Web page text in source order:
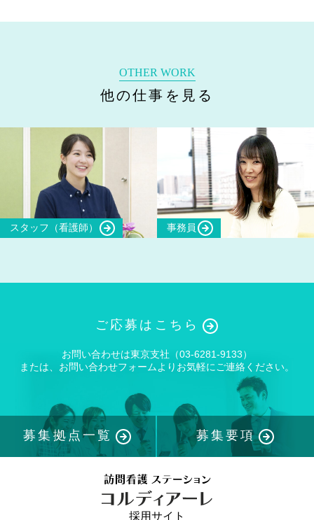
OTHER WORK
他の仕事を見る
スタッフ（看護師） 事務員
ご応募はこちら
お問い合わせは東京支社（03-6281-9133）
または、お問い合わせフォームよりお気軽にご連絡ください。
募集拠点一覧 募集要項
採用サイト